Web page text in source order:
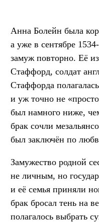
Анна Болейн была
а уже в сентябре
замуж повторно. Её
Стаффорд, солдат
Стаффорда
и уж точно не
был намного ниже,
брак сочли
был заключён по
Замужество родной
не личным, но
и её семья приняли
брак бросал тень на
полагалось выбрать